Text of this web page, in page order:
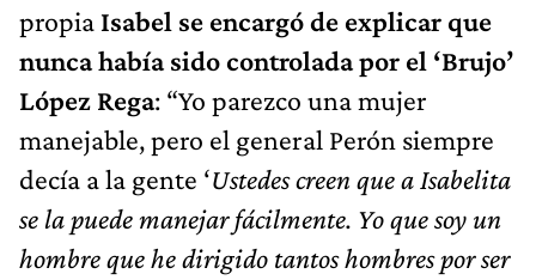
propia Isabel se encargó de explicar que
nunca había sido controlada por el ‘Brujo’
López Rega: “Yo parezco una mujer
manejable, pero el general Perón siempre
decía a la gente ‘Ustedes creen que a Isabelita
se la puede manejar fácilmente. Yo que soy un
hombre que he dirigido tantos hombres por ser